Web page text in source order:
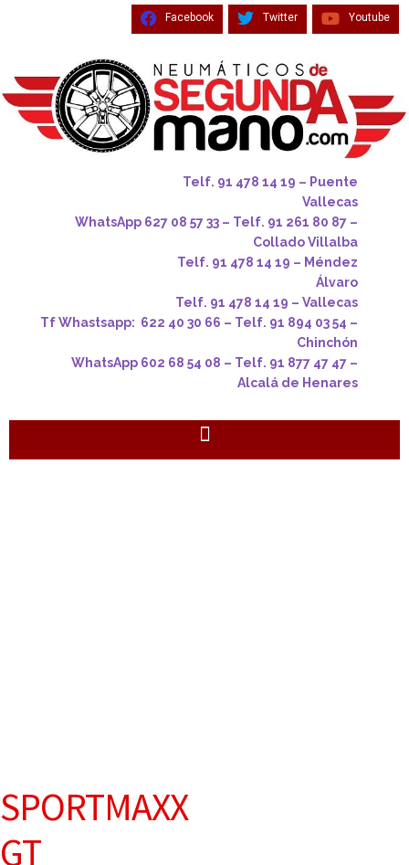
Facebook Twitter Youtube
Telf. 91 478 14 19 – Puente
Vallecas
WhatsApp 627 08 57 33 – Telf. 91 261 80 87 –
Collado Villalba
Telf. 91 478 14 19 – Méndez
Álvaro
Telf. 91 478 14 19 – Vallecas
Tf Whastsapp: 622 40 30 66 – Telf. 91 894 03 54 –
Chinchón
WhatsApp 602 68 54 08 – Telf. 91 877 47 47 –
Alcalá de Henares
SPORTMAXX
GT